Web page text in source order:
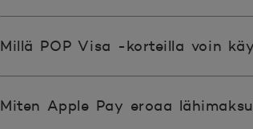
Millä POP Visa -korteilla voin
Miten Apple Pay eroaa